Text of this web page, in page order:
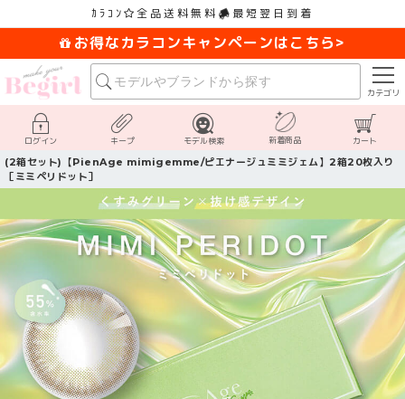
ｶﾗｺﾝ 全品送料無料 最短翌日到着
お得なカラコンキャンペーンはこちら>
カテゴリ
ログイン キープ モデル検索 新着商品 カート
(2箱セット)【PienAge mimigemme/ピエナージュミミジェム】2箱20枚入り
［ミミペリドット］